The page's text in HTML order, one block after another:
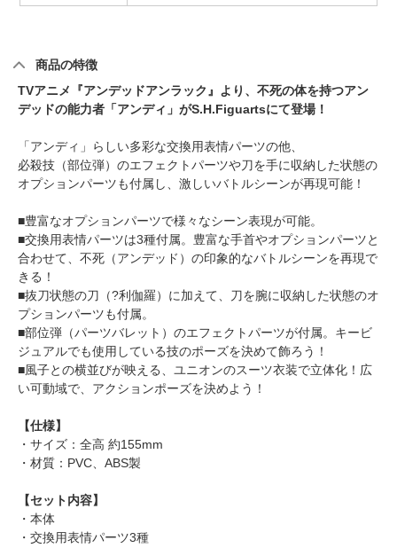
商品の特徴
TVアニメ『アンデッドアンラック』より、不死の体を持つアン
デッドの能力者「アンディ」がS.H.Figuartsにて登場！
「アンディ」らしい多彩な交換用表情パーツの他、
必殺技（部位弾）のエフェクトパーツや刀を手に収納した状態の
オプションパーツも付属し、激しいバトルシーンが再現可能！
■豊富なオプションパーツで様々なシーン表現が可能。
■交換用表情パーツは3種付属。豊富な手首やオプションパーツと
合わせて、不死（アンデッド）の印象的なバトルシーンを再現で
きる！
■抜刀状態の刀（?利伽羅）に加えて、刀を腕に収納した状態のオ
プションパーツも付属。
■部位弾（パーツバレット）のエフェクトパーツが付属。キービ
ジュアルでも使用している技のポーズを決めて飾ろう！
■風子との横並びが映える、ユニオンのスーツ衣装で立体化！広
い可動域で、アクションポーズを決めよう！
【仕様】
・サイズ：全高 約155mm
・材質：PVC、ABS製
【セット内容】
・本体
・交換用表情パーツ3種